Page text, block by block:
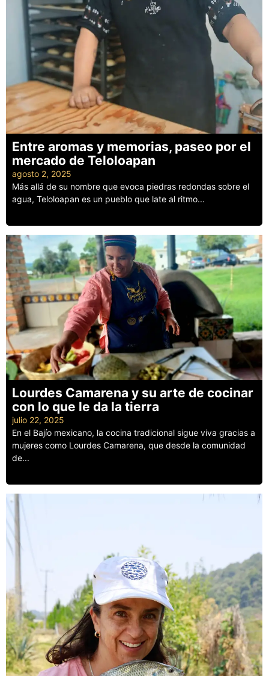
Entre aromas y memorias, paseo por el
mercado de Teloloapan
agosto 2, 2025
Más allá de su nombre que evoca piedras redondas sobre el
agua, Teloloapan es un pueblo que late al ritmo...
Lourdes Camarena y su arte de cocinar
con lo que le da la tierra
julio 22, 2025
En el Bajío mexicano, la cocina tradicional sigue viva gracias a
mujeres como Lourdes Camarena, que desde la comunidad
de...